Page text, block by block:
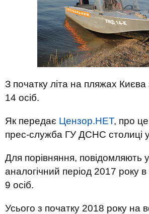
З початку літа на пляжах
14 осіб.
Як передає Цензор.НЕТ, про
прес-служба ГУ ДСНС столиці
Для порівняння, повідомляють у
аналогічний період 2017 року
9 осіб.
Усього з початку 2018 року на